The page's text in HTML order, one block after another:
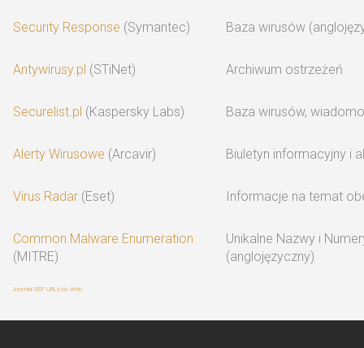
Security Response (Symantec) Baza wirusów
Antywirusy.pl (STiNet) Archiwum ostrzeżeń
Securelist.pl (Kaspersky Labs) Baza wirusów,
Alerty Wirusowe (Arcavir) Biuletyn informacyjny i
Virus Radar (Eset) Informacje na temat
Common Malware Enumeration
(MITRE)
Unikalne Nazwy i
(anglojęzyczny)
Joomla SEF URLs by Artio